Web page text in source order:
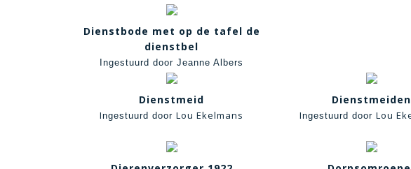
Dienstbode met op de tafel de
dienstbel
Ingestuurd door Jeanne Albers
Dienstmeid
Ingestuurd door Lou Ekelmans
Dienstmeiden
Ingestuurd door Lou